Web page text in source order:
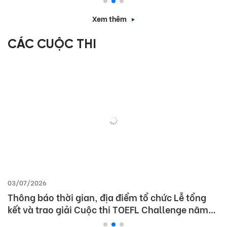
Xem thêm
CÁC CUỘC THI
03/07/2026
Thông báo thời gian, địa điểm tổ chức Lễ tổng
kết và trao giải Cuộc thi TOEFL Challenge năm